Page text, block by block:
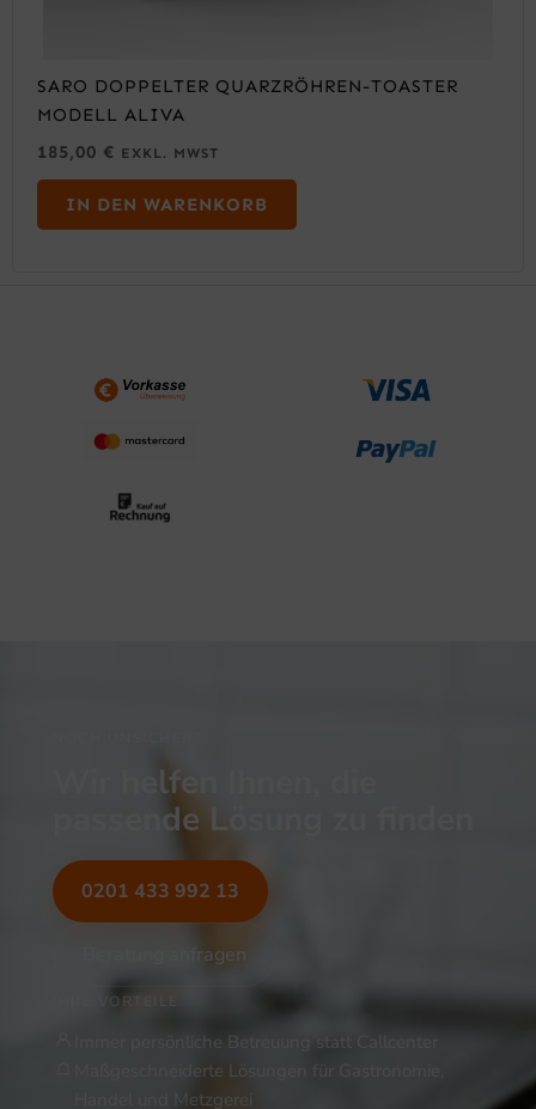
SARO DOPPELTER QUARZRÖHREN-TOASTER
MODELL ALIVA
185,00 € EXKL. MWST
IN DEN WARENKORB
Wir helfen Ihnen, die
passende Lösung zu finden
0201 433 992 13
Beratung anfragen
IHRE VORTEILE
Immer persönliche Betreuung statt Callcenter
Maßgeschneiderte Lösungen für Gastronomie,
Handel und Metzgerei